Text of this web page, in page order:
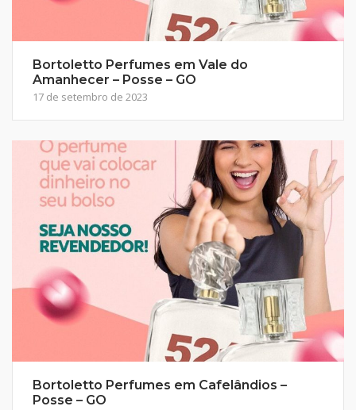
Bortoletto Perfumes em Vale do
Amanhecer – Posse – GO
17 de setembro de 2023
Bortoletto Perfumes em Cafelândios –
Posse – GO